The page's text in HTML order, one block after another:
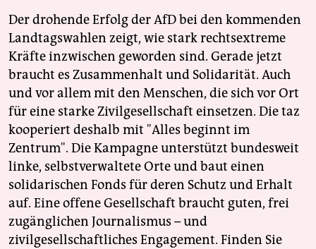
Der drohende Erfolg der AfD bei den kommenden
Landtagswahlen zeigt, wie stark rechtsextreme
Kräfte inzwischen geworden sind. Gerade jetzt
braucht es Zusammenhalt und Solidarität. Auch
und vor allem mit den Menschen, die sich vor Ort
für eine starke Zivilgesellschaft einsetzen. Die taz
kooperiert deshalb mit "Alles beginnt im
Zentrum". Die Kampagne unterstützt bundesweit
linke, selbstverwaltete Orte und baut einen
solidarischen Fonds für deren Schutz und Erhalt
auf. Eine offene Gesellschaft braucht guten, frei
zugänglichen Journalismus – und
zivilgesellschaftliches Engagement. Finden Sie